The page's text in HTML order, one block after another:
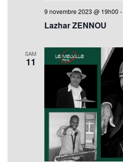
Lazhar ZENNOU
9 novembre 2023 @ 19h00 -
SAM
11